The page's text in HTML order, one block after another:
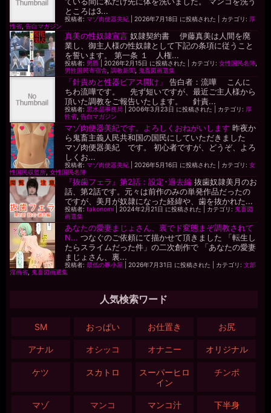
ところは3...
投稿者:マゾ肉便器美紀 |2026年7月18日 に投稿された カテゴリ: 厚
性省,告白マガジン
真美の性奴隷宣言 奴隷契約書 伊藤真美は人間を廃
業し、御主人様の性奴隷として下記の条項に従うこと
を誓います。 第一条 １ 人権...
投稿者: 男爵 |2026年2月15日 に投稿された カテゴリ:女性国民名簿,
男性国民寄宿舎,調教新聞, 鬼畜図画選集
「針責めと性器ピアス開け」
告白者：流嘩 こんに
ちわ流嘩です。 先ず短いですが、最近ご主人様から
頂いた調教をご報告いたします。 針責...
投稿者:黒水晶事務局 |2006年3月23日 に投稿された カテゴリ: 厚
性省,告白マガジン
マゾ肉便器美紀です。よろしくおねがいします 昨夜か
ら鬼畜主義人民共和国の国民にしていただきました
マゾ肉便器美紀 です。 初心者ですが、どうぞ、よろ
しくお...
投稿者:マゾ肉便器美紀 |2026年5月16日 に投稿された カテゴリ:女
性国民収監所,女性国民名簿
『抜歯フェラ』第2話：設定･過去編 抜歯奴隷美月のお
話、第2話です。元々は前作のみの単発作品だったの
ですが、美月が奴隷になった経緯や、歯を抜かれた...
投稿者:takonomi |2024年2月21日 に投稿された カテゴリ: 鬼畜図
画選集
あなたの愛妻まじょさん、裏でド変態まぞ調教されて
N... つなぐのご依頼にて描かせて頂きました 「転生し
たらスライムだった件」の二次創作で 「あなたの愛妻
まじょさん、裏...
投稿者:最低の豚小屋 |2026年7月31日 に投稿された カテゴリ:文部
淫画省, 鬼畜図画選集
人気検索ワード
SM おっぱい お仕置き お尻
アナル オシッコ オナニー オリジナル
ケツ スカトロ
スーパーヒロ
イン
チンポ
マゾ マンコ マンコ汁 下半身